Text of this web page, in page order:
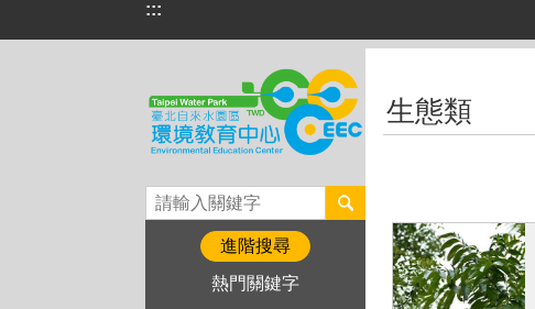
跳到主要內容區塊
:::
進階搜尋
熱門關鍵字
生態類